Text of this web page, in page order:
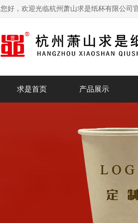
您好，欢迎光临杭州萧山求是纸杯有限公司
求是首页 产品展示